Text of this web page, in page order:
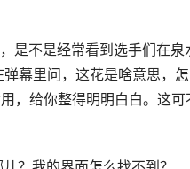
是不是经常看到选手们在
幕里问，这花是啥意思，
，给你整得明明白白。这